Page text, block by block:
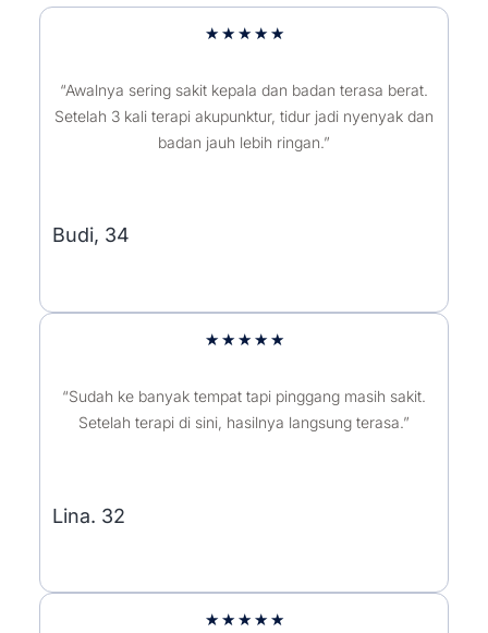
★ ★ ★ ★ ★5/5
“Awalnya sering sakit kepala dan badan terasa berat.
Setelah 3 kali terapi akupunktur, tidur jadi nyenyak dan
badan jauh lebih ringan.”
Budi, 34
★ ★ ★ ★ ★5/5
“Sudah ke banyak tempat tapi pinggang masih sakit.
Setelah terapi di sini, hasilnya langsung terasa.”
Lina. 32
★ ★ ★ ★ ★5/5